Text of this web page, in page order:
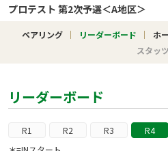
プロテスト 第2次予選＜A地区＞
ペアリング リーダーボード ホ
スタッツ
リーダーボード
R1 R2 R3 R4